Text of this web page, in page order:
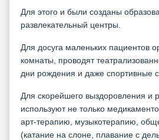
Для этого и были созданы
развлекательный центры.
Для досуга маленьких пациентов
комнаты, проводят
дни рождения и даже спортивные
Для скорейшего выздоровления и
используют не только
арт-терапию, музыкотерапию,
(катание на слоне, плавание с